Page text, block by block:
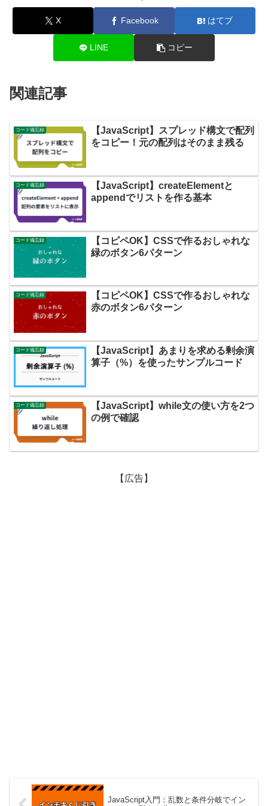
X Facebook はてブ
LINE コピー
関連記事
コード備忘録
【JavaScript】スプレッド構文で配列
をコピー！元の配列はそのまま残る
コード備忘録
【JavaScript】createElementと
appendでリストを作る基本
コード備忘録
【コピペOK】CSSで作るおしゃれな
緑のボタン6パターン
コード備忘録
【コピペOK】CSSで作るおしゃれな
赤のボタン6パターン
コード備忘録
【JavaScript】あまりを求める剰余演
算子（%）を使ったサンプルコード
コード備忘録
【JavaScript】while文の使い方を2つ
の例で確認
【広告】
JavaScript入門：乱数と条件分岐でイン